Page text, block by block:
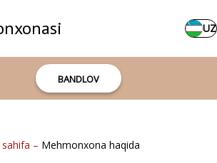
UZ
BANDLOV
– Mehmonxona haqida